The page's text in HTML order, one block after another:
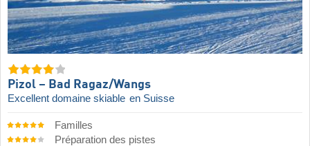
Pizol – Bad Ragaz/​Wangs
Excellent domaine skiable en Suisse
Familles
Préparation des pistes